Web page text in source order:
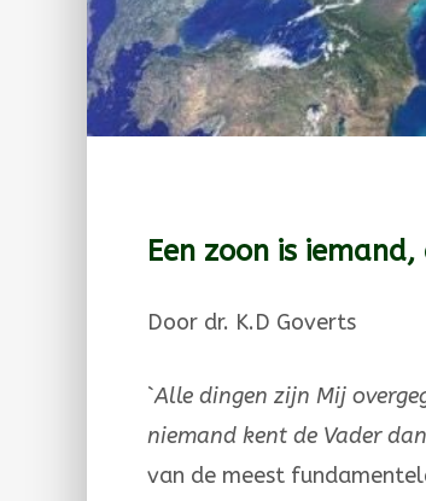
Een zoon is
Door dr. K.D Goverts
`Alle dingen zijn Mij
niemand kent de Vader
van de meest